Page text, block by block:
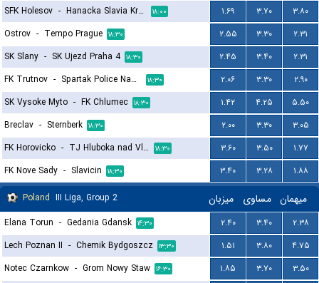
SFK Holesov - Hanacka Slavia Kromeriz B ۱۸:۰۰ ۱.۶۹ ۳.۷۰
۳.۸۰
Ostrov - Tempo Prague ۱۸:۳۰ ۲.۵۵ ۳.۳۰
۲.۳۱
SK Slany - SK Ujezd Praha 4 ۱۸:۳۰ ۲.۴۵ ۳.۴۰
۲.۳۱
FK Trutnov - Spartak Police Nad Metuji ۱۸:۳۰ ۲.۰۶ ۳.۳۰
۲.۹۰
SK Vysoke Myto - FK Chlumec ۱۸:۳۰ ۱.۴۲ ۴.۲۵
۵.۵۰
Breclav - Sternberk ۱۸:۳۰ ۲.۰۰ ۳.۳۰
۳.۰۵
FK Horovicko - TJ Hluboka nad Vltavou ۱۸:۳۰ ۳.۶۰ ۳.۵۰
۱.۷۷
FK Nove Sady - Slavicin ۱۸:۳۰ ۳.۴۰ ۳.۲۸
۱.۸۸
Poland III Liga, Group 2 میزبان مساوی میهمان
Elana Torun - Gedania Gdansk ۱۴:۳۰ ۲.۴۰ ۳.۴۰
۲.۳۸
Lech Poznan II - Chemik Bydgoszcz ۱۳:۳۰ ۱.۵۱ ۳.۸۰
۴.۷۵
Notec Czarnkow - Grom Nowy Staw ۱۶:۳۰ ۱.۸۵ ۳.۷۰
۳.۵۰